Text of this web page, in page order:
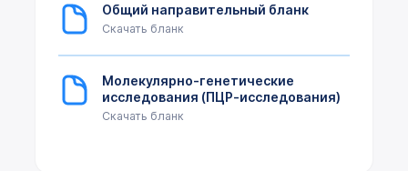
Общий направительный бланк
Скачать бланк
Молекулярно-генетические
исследования (ПЦР-исследования)
Скачать бланк